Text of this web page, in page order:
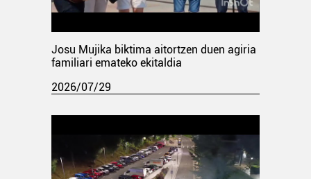
Josu Mujika biktima aitortzen duen agiria
familiari emateko ekitaldia
2026/07/29